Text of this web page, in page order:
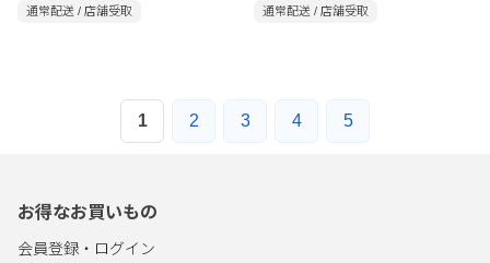
通常配送 / 店舗受取 通常配送 / 店舗受取
1 2 3 4 5
お得なお買いもの
会員登録・ログイン